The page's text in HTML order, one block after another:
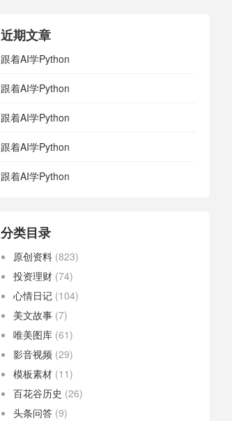
近期文章
跟着AI学Python
跟着AI学Python
跟着AI学Python
跟着AI学Python
跟着AI学Python
分类目录
原创资料 (823)
投资理财 (74)
心情日记 (104)
美文故事 (7)
唯美图库 (61)
影音视频 (29)
模板素材 (11)
百花谷历史 (26)
头条问答 (9)